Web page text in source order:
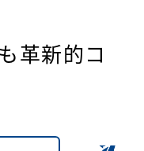
革新的コ